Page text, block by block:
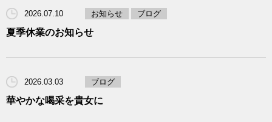
2026.07.10 お知らせ ブログ
夏季休業のお知らせ
2026.03.03 ブログ
華やかな喝采を貴女に